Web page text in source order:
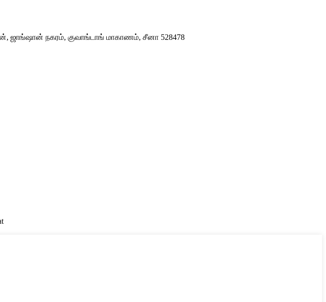
நகரம், குவாங்டாங் மாகாணம், சீனா 528478